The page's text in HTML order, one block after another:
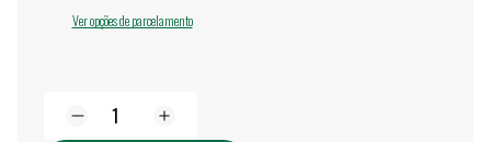
Ver opções de parcelamento